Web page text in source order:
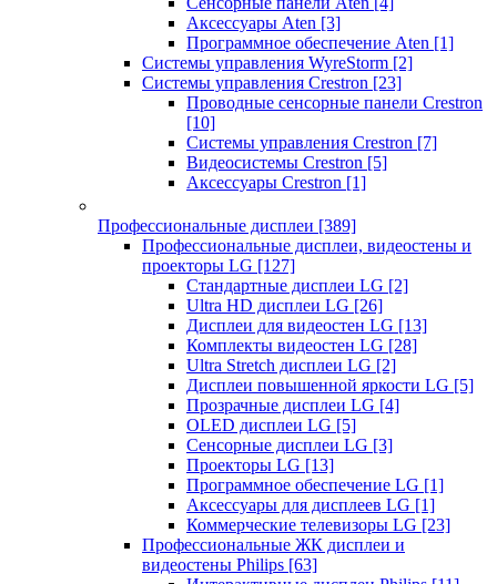
Аксессуары Aten [3]
Программное обеспечение Aten [1]
Системы управления WyreStorm [2]
Системы управления Crestron [23]
Проводные сенсорные панели Crestron
[10]
Системы управления Crestron [7]
Видеосистемы Crestron [5]
Аксессуары Crestron [1]
Профессиональные дисплеи [389]
Профессиональные дисплеи, видеостены и
проекторы LG [127]
Стандартные дисплеи LG [2]
Ultra HD дисплеи LG [26]
Дисплеи для видеостен LG [13]
Комплекты видеостен LG [28]
Ultra Stretch дисплеи LG [2]
Дисплеи повышенной яркости LG [5]
Прозрачные дисплеи LG [4]
OLED дисплеи LG [5]
Сенсорные дисплеи LG [3]
Проекторы LG [13]
Программное обеспечение LG [1]
Аксессуары для дисплеев LG [1]
Коммерческие телевизоры LG [23]
Профессиональные ЖК дисплеи и
видеостены Philips [63]